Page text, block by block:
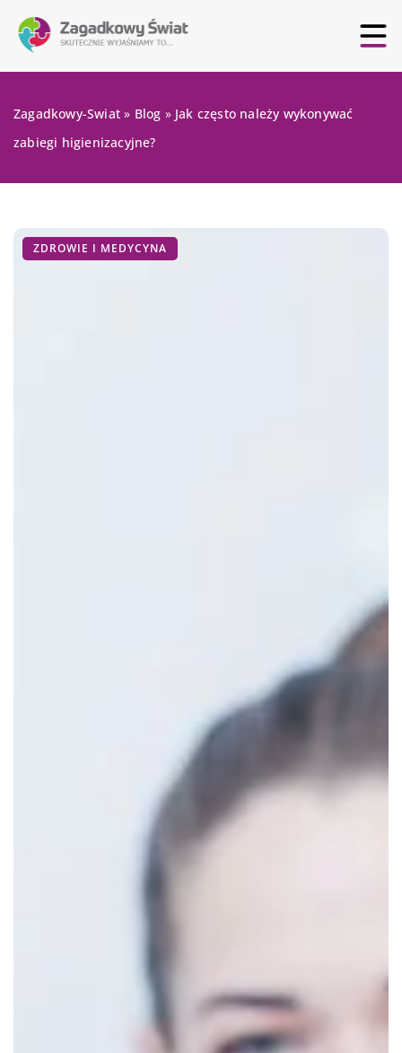
Zagadkowy-Swiat » Blog » Jak często należy wykonywać
zabiegi higienizacyjne?
ZDROWIE I MEDYCYNA